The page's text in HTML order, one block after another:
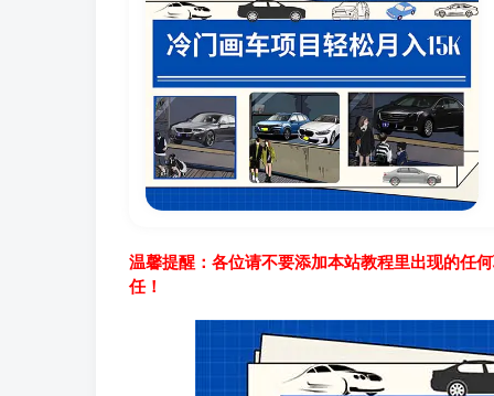
温馨提醒：各位请不要添加本站教程里出现的任
任！